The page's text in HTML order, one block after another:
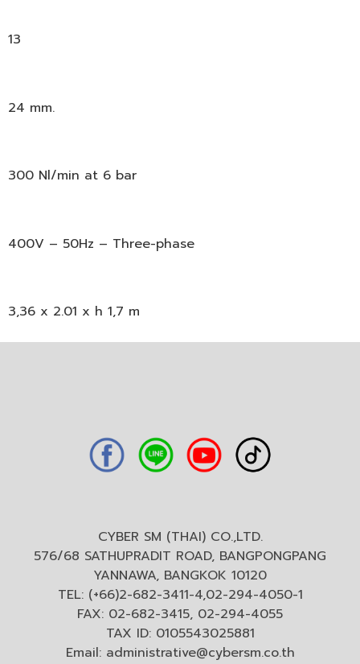
13
24 mm.
300 Nl/min at 6 bar
400V – 50Hz – Three-phase
3,36 x 2.01 x h 1,7 m
CYBER SM (THAI) CO.,LTD.
576/68 SATHUPRADIT ROAD, BANGPONGPANG
YANNAWA, BANGKOK 10120
TEL: (+66)2-682-3411-4,02-294-4050-1
FAX: 02-682-3415, 02-294-4055
TAX ID: 0105543025881
Email: administrative@cybersm.co.th